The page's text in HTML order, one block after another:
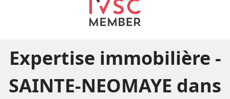
Expertise immobilière -
SAINTE-NEOMAYE dans